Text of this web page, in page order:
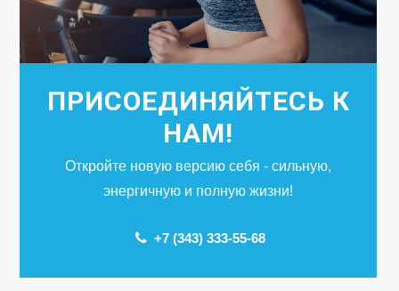
ПРИСОЕДИНЯЙТЕСЬ К
НАМ!
Откройте новую версию себя - сильную,
энергичную и полную жизни!
+7 (343) 333-55-68